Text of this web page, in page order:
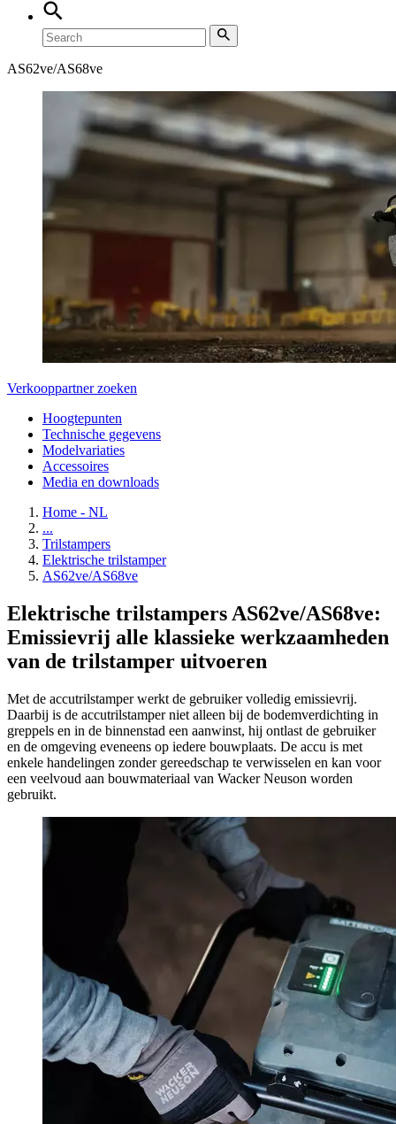
AS62ve/AS68ve
Verkooppartner zoeken
Hoogtepunten
Technische gegevens
Modelvariaties
Accessoires
Media en downloads
Home - NL
...
Trilstampers
Elektrische trilstamper
AS62ve/AS68ve
Elektrische trilstampers AS62ve/AS68ve:
Emissievrij alle klassieke werkzaamheden
van de trilstamper uitvoeren
Met de accutrilstamper werkt de gebruiker volledig emissievrij.
Daarbij is de accutrilstamper niet alleen bij de bodemverdichting in
greppels en in de binnenstad een aanwinst, hij ontlast de gebruiker
en de omgeving eveneens op iedere bouwplaats. De accu is met
enkele handelingen zonder gereedschap te verwisselen en kan voor
een veelvoud aan bouwmateriaal van Wacker Neuson worden
gebruikt.